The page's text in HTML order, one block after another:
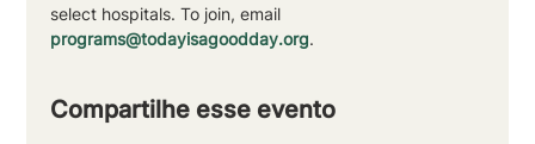
select hospitals. To join, email
programs@todayisagoodday.org.
Compartilhe esse evento